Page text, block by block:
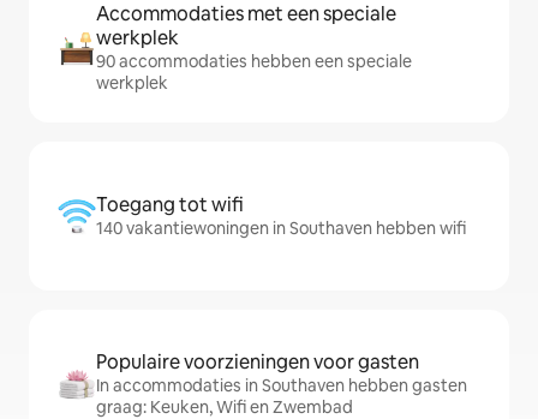
Accommodaties met een speciale
werkplek
90 accommodaties hebben een speciale
werkplek
Toegang tot wifi
140 vakantiewoningen in Southaven hebben wifi
Populaire voorzieningen voor gasten
In accommodaties in Southaven hebben gasten
graag: Keuken, Wifi en Zwembad